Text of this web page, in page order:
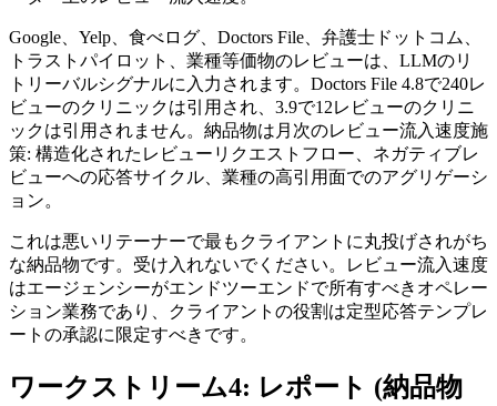
Google、Yelp、食べログ、Doctors File、弁護士ドットコム、
トラストパイロット、業種等価物のレビューは、LLMのリ
トリーバルシグナルに入力されます。Doctors File 4.8で240レ
ビューのクリニックは引用され、3.9で12レビューのクリニ
ックは引用されません。納品物は月次のレビュー流入速度施
策: 構造化されたレビューリクエストフロー、ネガティブレ
ビューへの応答サイクル、業種の高引用面でのアグリゲーシ
ョン。
これは悪いリテーナーで最もクライアントに丸投げされがち
な納品物です。受け入れないでください。レビュー流入速度
はエージェンシーがエンドツーエンドで所有すべきオペレー
ション業務であり、クライアントの役割は定型応答テンプレ
ートの承認に限定すべきです。
ワークストリーム4: レポート (納品物